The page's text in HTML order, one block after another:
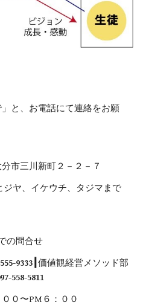
」と、お電話にて連絡をお願
分市三川新町２－２－７
ヤ、イケウチ、タジマまで
の問合せ
9333┃ 価値観経営メソッド部
558-5811
０〜PM６：００